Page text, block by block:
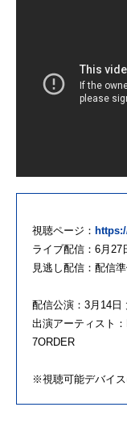
視聴ページ：
ライブ配信：6月27
見逃し配信：配信
配信公演：3月14日
出演アーティスト
7ORDER
※視聴可能デバイ